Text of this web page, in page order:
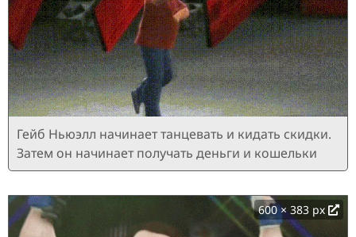
Гейб Ньюэлл начинает танцевать и кидать скидки.
Затем он начинает получать деньги и кошельки
600 × 383 px